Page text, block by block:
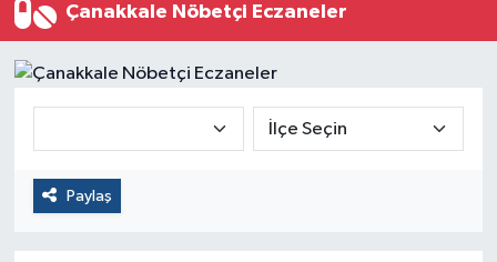
Çanakkale Nöbetçi Eczaneler
Paylaş
Ekonomi
Kültür ve Sanat
Magazin
Süper Lig Puan Durumu ve Fikstür
Son Dakika Haberleri
Haber Arşivi